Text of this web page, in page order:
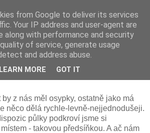
z nás měl osypky, ostatně jako má
něco dělá rychle-levně-nejjednodušeji.
půlky podkroví jsme si
- takovou předsíňkou. A ač nám
from Google to deliver its services
Your IP address and user-agent are
along with performance and security
of service, generate usage
and address abuse.
LEARN MORE GOT IT